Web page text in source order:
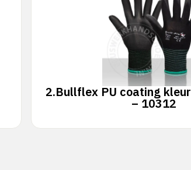
2.Bullflex PU coating
– 10312